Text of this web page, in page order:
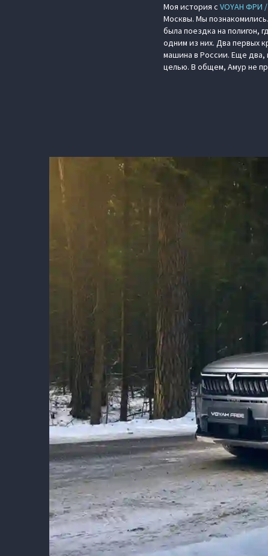
Моя история с VOYAH ФРИ /
Москвы. Мы
была поездка на полигон,
одним из них. Два первых
машина в России. Еще два,
целью. В общем, Амур не